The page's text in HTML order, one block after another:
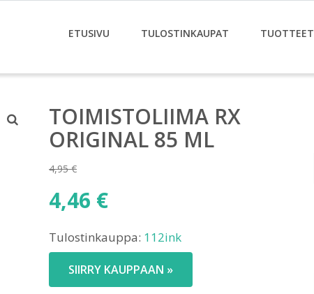
ETUSIVU TULOSTINKAUPAT TUOTTEET
TOIMISTOLIIMA RX
ORIGINAL 85 ML
4,95€
Alkuperäinen
hinta
4,95 €.
4,46 €
hinta
on:
4,46 €.
Tulostinkauppa: 112ink
SIIRRY KAUPPAAN »